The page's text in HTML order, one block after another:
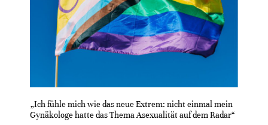
„Ich fühle mich wie das neue Extrem: nicht einmal mein
Gynäkologe hatte das Thema Asexualität auf dem Radar“